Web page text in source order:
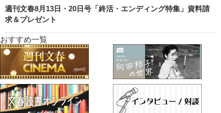
週刊文春8月13日・20日号「終活・エンディング特集」資料請
求＆プレゼント
おすすめ一覧